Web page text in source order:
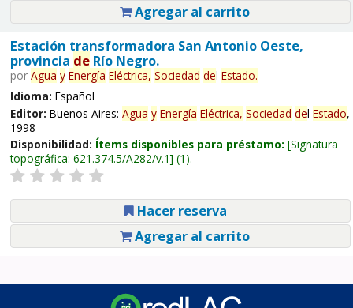
Agregar al carrito
Estación transformadora San Antonio Oeste,
provincia deRío Negro.
por Agua y Energía Eléctrica, Sociedad del Estado.
Idioma: Español
Editor: Buenos Aires: Agua y Energía Eléctrica, Sociedad del Estado,
1998
Disponibilidad: Ítems disponibles para préstamo: Signatura
topográfica: 621.374.5/A282/v.1 (1).
Hacer reserva
Agregar al carrito